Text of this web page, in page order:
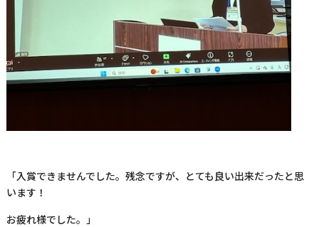
「入賞できませんでした。残念ですが、とても良い出来だったと思
います！
お疲れ様でした。」